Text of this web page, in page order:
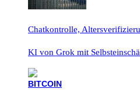
Chatkontrolle,
KI von Grok mit